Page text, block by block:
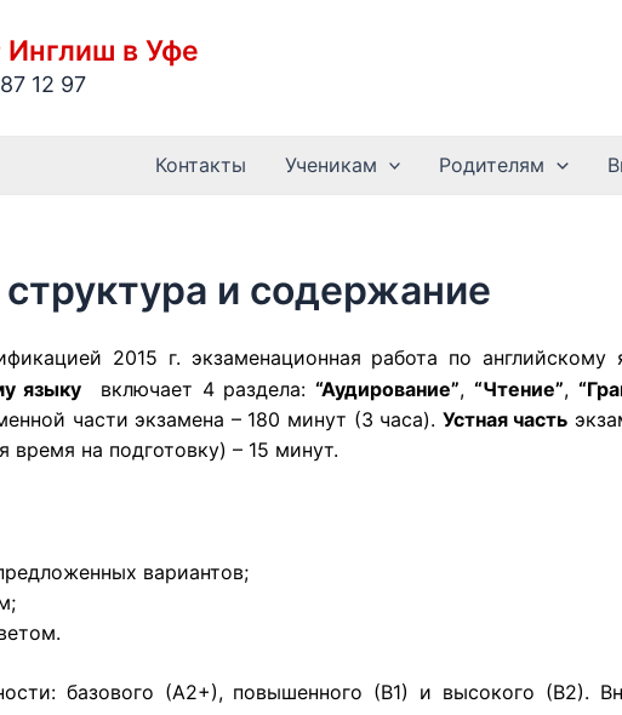
Инглиш в Уфе
12 97
Контакты Ученикам Родителям
и содержание
2015 г. экзаменационная работа по
языку включает 4 раздела:“Аудирование”, “Чтение”,
части экзамена – 180 минут (3 часа). Устная часть
на подготовку) – 15 минут.
вариантов;
базового (А2+), повышенного (В1) и высокого (В2).